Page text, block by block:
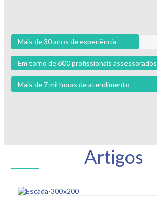
Mais de 30 anos de experiência
Em torno de 600 profissionais assessorados
Mais de 7 mil horas de atendimento
Artigos